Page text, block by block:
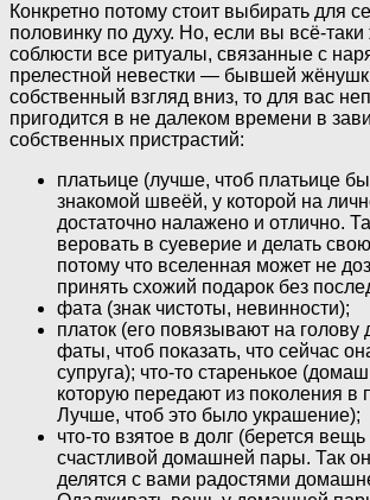
Конкретно потому стоит выбирать для
половинку по духу. Но, если вы всё-таки
соблюсти все ритуалы, связанные с
прелестной невестки — бывшей
собственный взгляд вниз, то для вас
пригодится в не далеком времени в
собственных пристрастий:
платьице (лучше, чтоб платьице
знакомой швеёй, у которой на
достаточно налажено и отлично.
веровать в суеверие и делать
потому что вселенная может не
принять схожий подарок без
фата (знак чистоты, невинности);
платок (его повязывают на голову
фаты, чтоб показать, что сейчас
супруга); что-то старенькое
которую передают из поколения в
Лучше, чтоб это было украшение);
что-то взятое в долг (берется
счастливой домашней пары. Так
делятся с вами радостями